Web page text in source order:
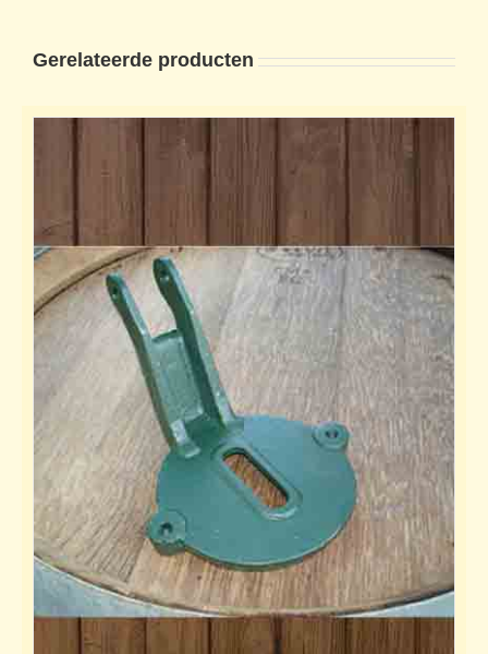
Gerelateerde producten